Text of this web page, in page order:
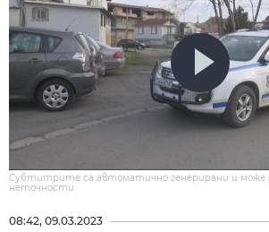
Субтитрите са автоматично генерирани и може
неточности.
08:42, 09.03.2023